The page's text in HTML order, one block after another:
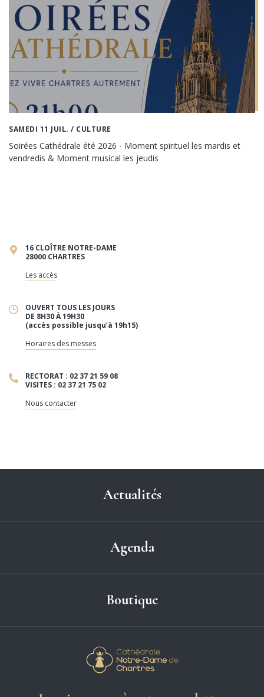
SAMEDI 11 JUIL. / CULTURE
Soirées Cathédrale été 2026 - Moment spirituel les mardis et
vendredis & Moment musical les jeudis
16 CLOÎTRE NOTRE-DAME
28000 CHARTRES
Les accès
OUVERT TOUS LES JOURS
DE 8H30 À 19H30
(accès possible jusqu’à 19h15)
Horaires des messes
RECTORAT : 02 37 21 59 08
VISITES : 02 37 21 75 02
Nous contacter
Actualités
Agenda
Boutique